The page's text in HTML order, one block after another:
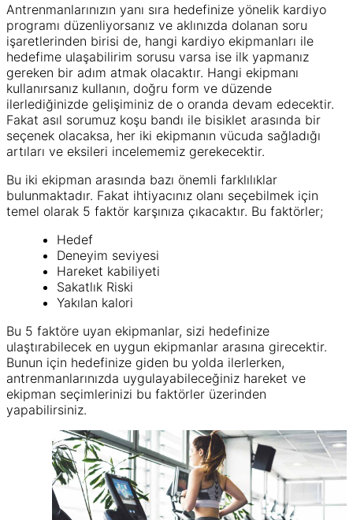
Antrenmanlarınızın yanı sıra hedefinize yönelik kardiyo
programı düzenliyorsanız ve aklınızda dolanan soru
işaretlerinden birisi de, hangi kardiyo ekipmanları ile
hedefime ulaşabilirim sorusu varsa ise ilk yapmanız
gereken bir adım atmak olacaktır. Hangi ekipmanı
kullanırsanız kullanın, doğru form ve düzende
ilerlediğinizde gelişiminiz de o oranda devam edecektir.
Fakat asıl sorumuz koşu bandı ile bisiklet arasında bir
seçenek olacaksa, her iki ekipmanın vücuda sağladığı
artıları ve eksileri incelememiz gerekecektir.
Bu iki ekipman arasında bazı önemli farklılıklar
bulunmaktadır. Fakat ihtiyacınız olanı seçebilmek için
temel olarak 5 faktör karşınıza çıkacaktır. Bu faktörler;
Hedef
Deneyim seviyesi
Hareket kabiliyeti
Sakatlık Riski
Yakılan kalori
Bu 5 faktöre uyan ekipmanlar, sizi hedefinize
ulaştırabilecek en uygun ekipmanlar arasına girecektir.
Bunun için hedefinize giden bu yolda ilerlerken,
antrenmanlarınızda uygulayabileceğiniz hareket ve
ekipman seçimlerinizi bu faktörler üzerinden
yapabilirsiniz.